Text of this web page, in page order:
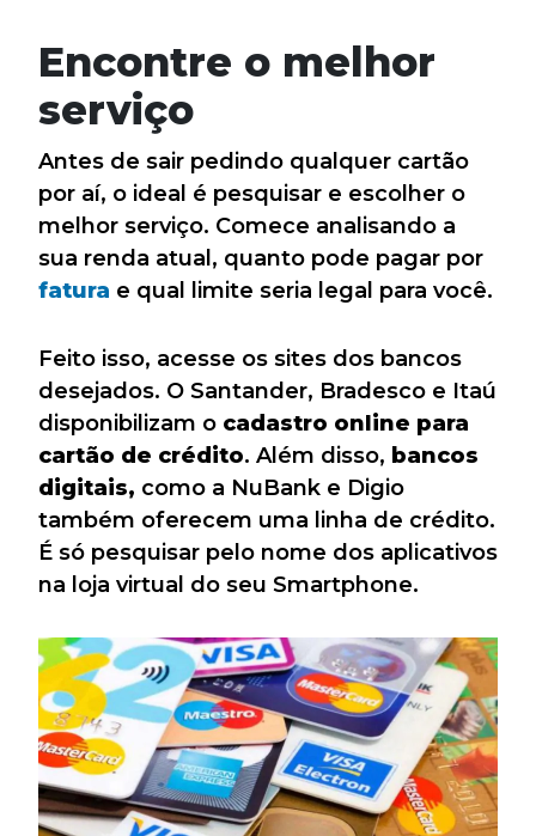
Encontre o melhor
serviço
Antes de sair pedindo qualquer cartão
por aí, o ideal é pesquisar e escolher o
melhor serviço. Comece analisando a
sua renda atual, quanto pode pagar por
fatura e qual limite seria legal para você.
Feito isso, acesse os sites dos bancos
desejados. O Santander, Bradesco e Itaú
disponibilizam o cadastro online para
cartão de crédito. Além disso, bancos
digitais, como a NuBank e Digio
também oferecem uma linha de crédito.
É só pesquisar pelo nome dos aplicativos
na loja virtual do seu Smartphone.